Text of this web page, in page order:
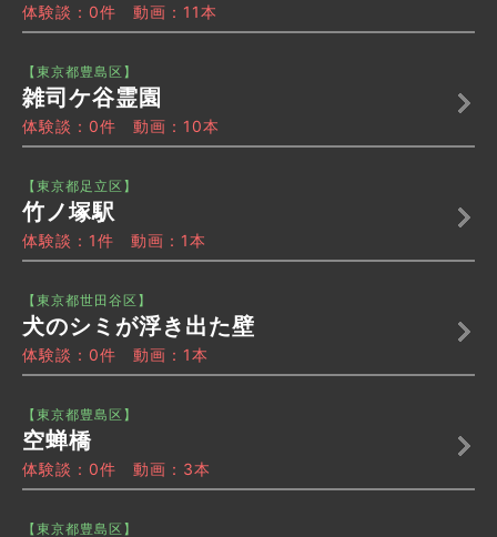
体験談：0件 動画：11本
【東京都豊島区】
雑司ケ谷霊園
体験談：0件 動画：10本
【東京都足立区】
竹ノ塚駅
体験談：1件 動画：1本
【東京都世田谷区】
犬のシミが浮き出た壁
体験談：0件 動画：1本
【東京都豊島区】
空蝉橋
体験談：0件 動画：3本
【東京都豊島区】